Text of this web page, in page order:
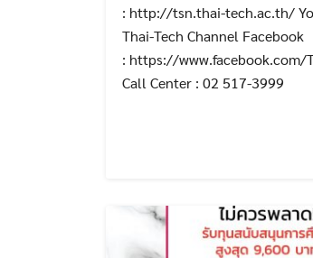
: http://tsn.thai-tech.ac.th/
Thai-Tech Channel Facebook
: https://www.facebook.com/
Call Center : 02 517-3999